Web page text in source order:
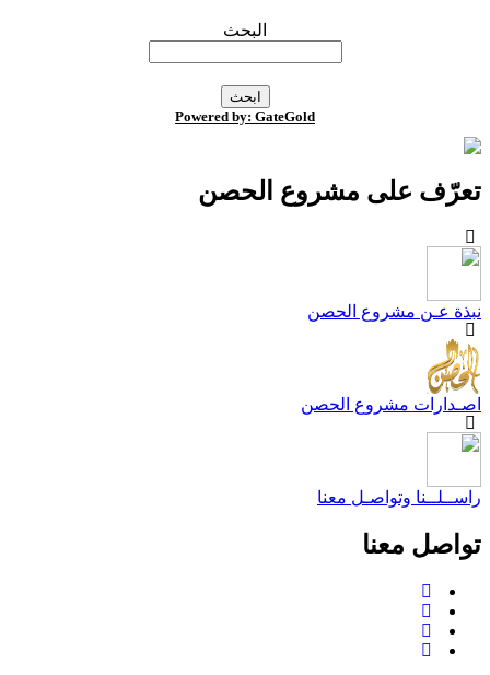
البحث
Powered by: GateGold
على مشروع الحصن
عـن مشروع الحصن
مشروع الحصن
وتواصـل معنا
معنا